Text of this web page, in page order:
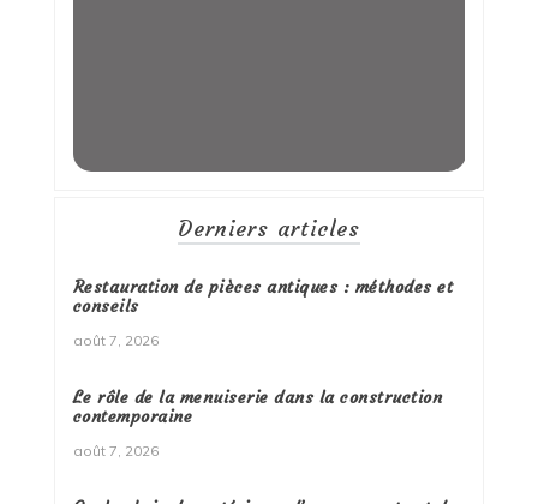
Derniers articles
Restauration de pièces antiques : méthodes et
conseils
août 7, 2026
Le rôle de la menuiserie dans la construction
contemporaine
août 7, 2026